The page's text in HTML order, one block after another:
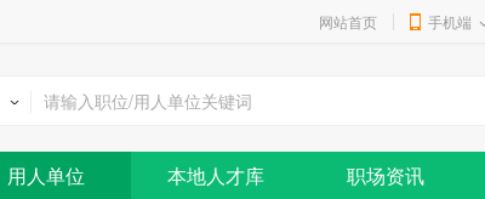
网站首页 手机端
用人单位 本地人才库 职场资讯